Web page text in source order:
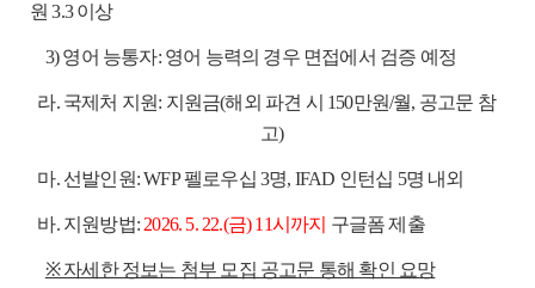
원 3.3 이상
3) 영어 능통자: 영어 능력의 경우 면접에서 검증 예정
라. 국제처 지원: 지원금(해외 파견 시 150만원/월, 공고문 참
고)
마. 선발인원: WFP 펠로우십 3명, IFAD 인턴십 5명 내외
바. 지원방법: 2026. 5. 22.(금) 11시까지 구글폼 제출
※ 자세한 정보는 첨부 모집 공고문 통해 확인 요망